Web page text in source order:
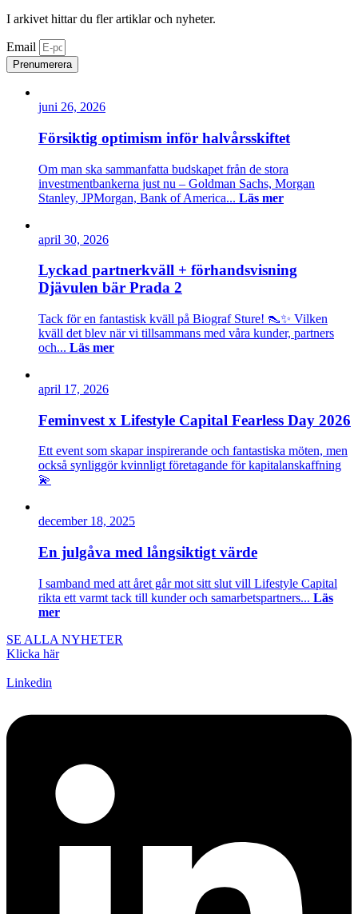
I arkivet hittar du fler artiklar och nyheter.
Email
Prenumerera
juni 26, 2026
Försiktig optimism inför halvårsskiftet
Om man ska sammanfatta budskapet från de stora
investmentbankerna just nu – Goldman Sachs, Morgan
Stanley, JPMorgan, Bank of America... Läs mer
april 30, 2026
Lyckad partnerkväll + förhandsvisning
Djävulen bär Prada 2
Tack för en fantastisk kväll på Biograf Sture! 👠✨ Vilken
kväll det blev när vi tillsammans med våra kunder, partners
och... Läs mer
april 17, 2026
Feminvest x Lifestyle Capital Fearless Day 2026
Ett event som skapar inspirerande och fantastiska möten, men
också synliggör kvinnligt företagande för kapitalanskaffning
💫
december 18, 2025
En julgåva med långsiktigt värde
I samband med att året går mot sitt slut vill Lifestyle Capital
rikta ett varmt tack till kunder och samarbetspartners... Läs
mer
SE ALLA NYHETER
Klicka här
Linkedin